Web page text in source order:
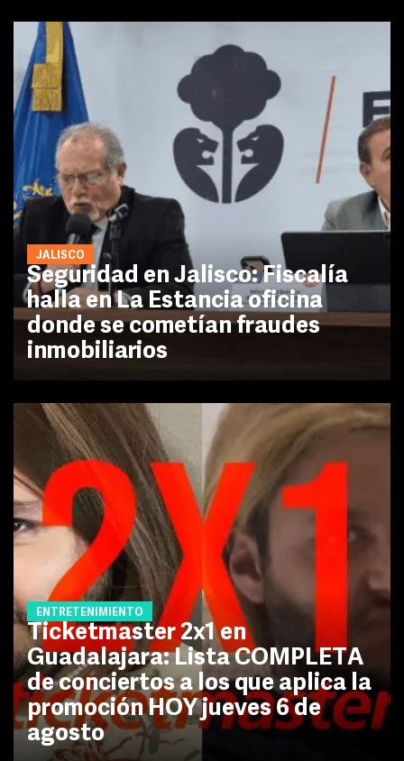
JALISCO
Seguridad en Jalisco: Fiscalía
halla en La Estancia oficina
donde se cometían fraudes
inmobiliarios
ENTRETENIMIENTO
Ticketmaster 2x1 en
Guadalajara: Lista COMPLETA
de conciertos a los que aplica la
promoción HOY jueves 6 de
agosto